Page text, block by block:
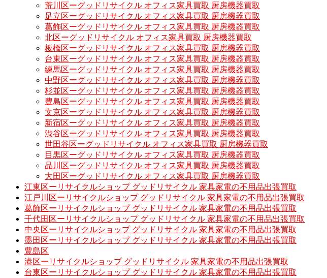
荒川区ーグッドリサイクル オフィス家具買取 厨房機器買取
足立区ーグッドリサイクル オフィス家具買取 厨房機器買取
葛飾区ーグッドリサイクル オフィス家具買取 厨房機器買取
北区ーグッドリサイクル オフィス家具買取 厨房機器買取
板橋区ーグッドリサイクル オフィス家具買取 厨房機器買取
台東区ーグッドリサイクル オフィス家具買取 厨房機器買取
練馬区ーグッドリサイクル オフィス家具買取 厨房機器買取
中野区ーグッドリサイクル オフィス家具買取 厨房機器買取
杉並区ーグッドリサイクル オフィス家具買取 厨房機器買取
豊島区ーグッドリサイクル オフィス家具買取 厨房機器買取
文京区ーグッドリサイクル オフィス家具買取 厨房機器買取
新宿区ーグッドリサイクル オフィス家具買取 厨房機器買取
渋谷区ーグッドリサイクル オフィス家具買取 厨房機器買取
世田谷区ーグッドリサイクル オフィス家具買取 厨房機器買取
目黒区ーグッドリサイクル オフィス家具買取 厨房機器買取
品川区ーグッドリサイクル オフィス家具買取 厨房機器買取
大田区ーグッドリサイクル オフィス家具買取 厨房機器買取
江東区ーリサイクルショップ グッドリサイクル 家具家電の不用品出張買取
江戸川区ーリサイクルショップ グッドリサイクル 家具家電の不用品出張買取
葛飾区ーリサイクルショップ グッドリサイクル 家具家電の不用品出張買取
千代田区ーリサイクルショップ グッドリサイクル 家具家電の不用品出張買取
中央区ーリサイクルショップ グッドリサイクル 家具家電の不用品出張買取
墨田区ーリサイクルショップ グッドリサイクル 家具家電の不用品出張買取
豊島区
港区ーリサイクルショップ グッドリサイクル 家具家電の不用品出張買取
台東区ーリサイクルショップ グッドリサイクル 家具家電の不用品出張買取